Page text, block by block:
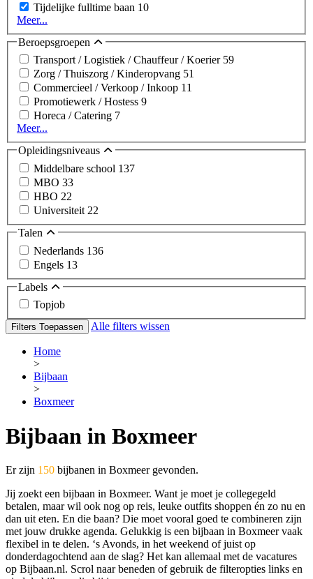
Tijdelijke fulltime baan 10
Meer...
Beroepsgroepen
Transport / Logistiek / Chauffeur / Koerier 59
Zorg / Thuiszorg / Kinderopvang 51
Commercieel / Verkoop / Inkoop 11
Promotiewerk / Hostess 9
Horeca / Catering 7
Meer...
Opleidingsniveaus
Middelbare school 137
MBO 33
HBO 22
Universiteit 22
Talen
Nederlands 136
Engels 13
Labels
Topjob
Filters Toepassen Alle filters wissen
Home
>
Bijbaan
>
Boxmeer
Bijbaan in Boxmeer
Er zijn 150 bijbanen in Boxmeer gevonden.
Jij zoekt een bijbaan in Boxmeer. Want je moet je collegegeld
betalen, maar wil ook nog op reis, leuke outfits shoppen én zo nu en
dan uit eten. En die baan? Die moet vooral goed te combineren zijn
met jouw drukke agenda. Gelukkig is een bijbaan in Boxmeer vaak
flexibel in te delen. ‘s Avonds, in het weekend of juist op
donderdagochtend aan de slag? Het kan allemaal met de vacatures
op Bijbaan.nl. Scrol naar beneden of gebruik de filteropties links en